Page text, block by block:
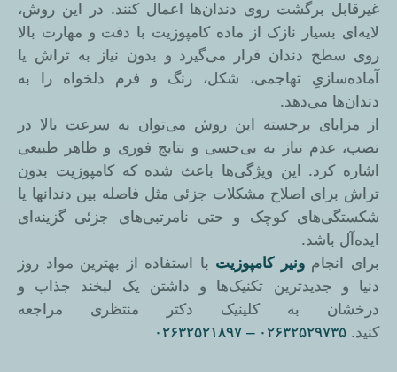
غیرقابل برگشت روی دندان‌ها اعمال کنند. در این روش،
لایه‌ای بسیار نازک از ماده کامپوزیت با دقت و مهارت بالا
روی سطح دندان قرار می‌گیرد و بدون نیاز به تراش یا
آماده‌سازیِ تهاجمی، شکل، رنگ و فرم دلخواه را به
دندان‌ها می‌دهد.
از مزایای برجسته این روش می‌توان به سرعت بالا در
نصب، عدم نیاز به بی‌حسی و نتایج فوری و ظاهر طبیعی
اشاره کرد. این ویژگی‌ها باعث شده که کامپوزیت بدون
تراش برای اصلاح مشکلات جزئی مثل فاصله بین دندانها یا
شکستگی‌های کوچک و حتی نامرتبی‌های جزئی گزینه‌ای
ایده‌آل باشد.
برای انجامونیر کامپوزیت با استفاده از بهترین مواد روز
دنیا و جدیدترین تکنیک‌ها و داشتن یک لبخند جذاب و
درخشان به کلینیک دکتر منتظری مراجعه
کنید. ۰۲۶۳۲۵۲۹۷۳۵ – ۰۲۶۳۲۵۲۱۸۹۷